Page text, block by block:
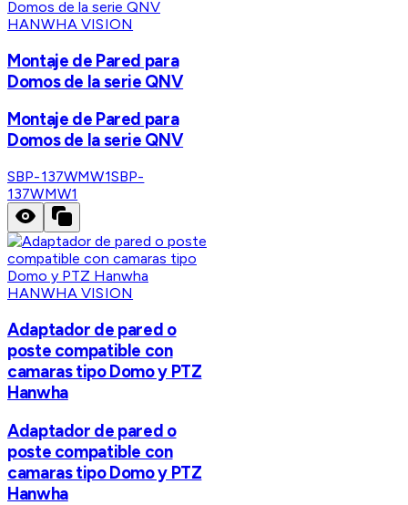
HANWHA VISION
Montaje de Pared para
Domos de la serie QNV
Montaje de Pared para
Domos de la serie QNV
SBP-137WMW1SBP-
137WMW1
HANWHA VISION
Adaptador de pared o
poste compatible con
camaras tipo Domo y PTZ
Hanwha
Adaptador de pared o
poste compatible con
camaras tipo Domo y PTZ
Hanwha